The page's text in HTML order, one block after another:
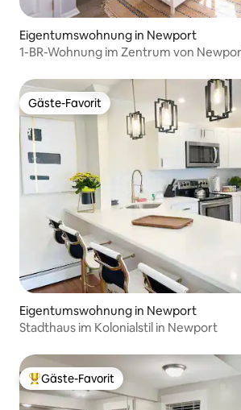
Eigentumswohnung in Newport
1-BR-Wohnung im Zentrum von
Gäste-Favorit
Gäste-Favorit
Eigentumswohnung in Newport
Stadthaus im Kolonialstil in Newport
Beliebter Gäste-Favorit.
Gäste-Favorit